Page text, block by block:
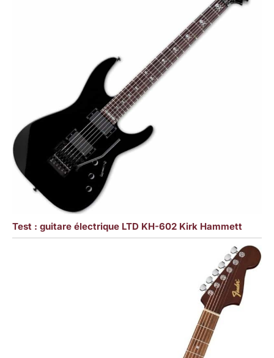
Test : guitare électrique LTD KH-602 Kirk Hammett